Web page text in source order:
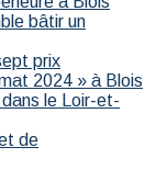
bâtir un
prix
2024 » à Blois
dans le Loir-et-
de